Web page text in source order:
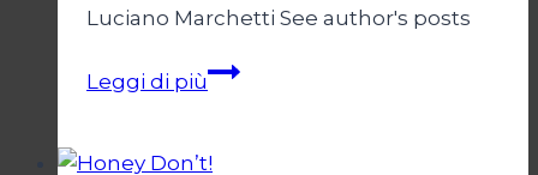
Luciano Marchetti See author's posts
Leggi di piùNosferatu